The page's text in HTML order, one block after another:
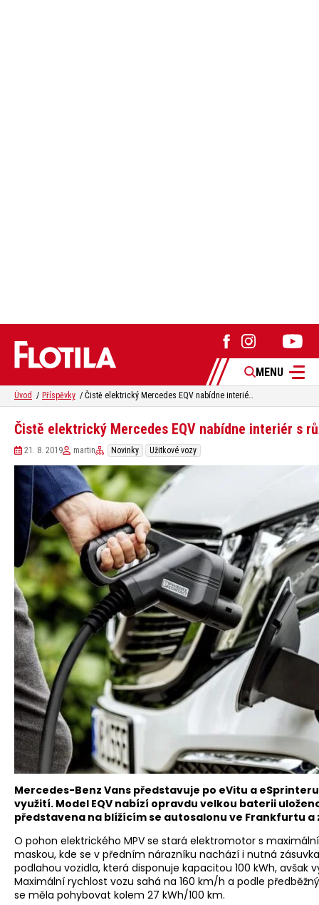
MENU
Úvod Příspěvky Čistě elektrický Mercedes EQV nabídne interiér s růžovým zlatem
Čistě elektrický Mercedes EQV nabídne interiér s
21. 8. 2019 martin Novinky Užitkové vozy
Mercedes-Benz Vans představuje po eVitu a
využití. Model EQV nabízí opravdu velkou baterii
představena na blížícím se autosalonu ve Frankfurtu
O pohon elektrického MPV se stará elektromotor s
maskou, kde se v předním nárazníku nachází i nutná
podlahou vozidla, která disponuje kapacitou 100 kWh,
Maximální rychlost vozu sahá na 160 km/h a podle
se měla pohybovat kolem 27 kWh/100 km.